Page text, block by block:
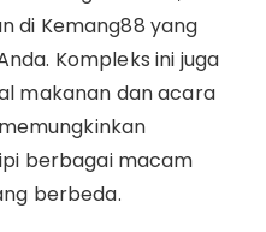
di Kemang88 yang
Kompleks ini juga
makanan dan acara
berbagai macam
berbeda.